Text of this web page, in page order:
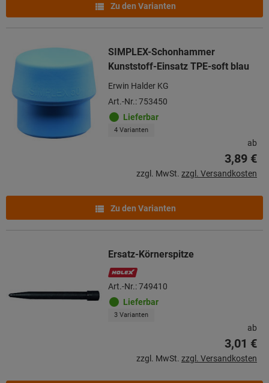
Zu den Varianten
SIMPLEX-Schonhammer
Kunststoff-Einsatz TPE-soft blau
Erwin Halder KG
Art.-Nr.: 753450
Lieferbar
4 Varianten
ab
3,89 €
zzgl. MwSt. zzgl. Versandkosten
Zu den Varianten
Ersatz-Körnerspitze
Art.-Nr.: 749410
Lieferbar
3 Varianten
ab
3,01 €
zzgl. MwSt. zzgl. Versandkosten